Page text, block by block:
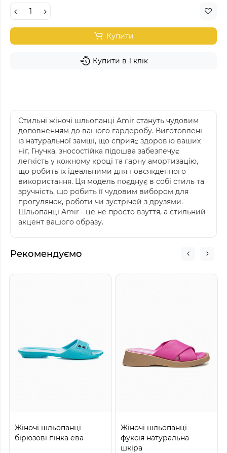
Купити
Купити в 1 клік
Стильні жіночі шльопанці Amir стануть чудовим
доповненням до вашого гардеробу. Виготовлені
із натуральної замші, що сприяє здоров'ю ваших
ніг. Гнучка, зносостійка підошва забезпечує
легкість у кожному кроці та гарну амортизацію,
що робить їх ідеальними для повсякденного
використання. Ця модель поєднує в собі стиль та
зручність, що робить її чудовим вибором для
прогулянок, роботи чи зустрічей з друзями.
Шльопанці Amir - це не просто взуття, а стильний
акцент вашого образу.
Рекомендуємо
Жіночі шльопанці
бірюзові пінка ева
Жіночі шльопанці
фуксія натуральна
шкіра